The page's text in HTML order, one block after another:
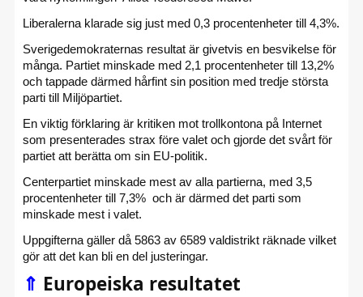
Liberalerna klarade sig just med 0,3 procentenheter till 4,3%.
Sverigedemokraternas resultat är givetvis en besvikelse för
många. Partiet minskade med 2,1 procentenheter till 13,2%
och tappade därmed hårfint sin position med tredje största
parti till Miljöpartiet.
En viktig förklaring är kritiken mot trollkontona på Internet
som presenterades strax före valet och gjorde det svårt för
partiet att berätta om sin EU-politik.
Centerpartiet minskade mest av alla partierna, med 3,5
procentenheter till 7,3% och är därmed det parti som
minskade mest i valet.
Uppgifterna gäller då 5863 av 6589 valdistrikt räknade vilket
gör att det kan bli en del justeringar.
⇑ Europeiska resultatet